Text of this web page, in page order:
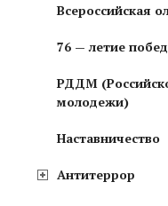
Всероссийская
76 — летие
РДДМ
молодежи)
Наставничество
Антитеррор